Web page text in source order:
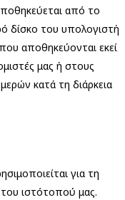
από το
δίσκο του υπολογιστή
αποθηκεύονται εκεί
μας ή στους
κατά τη διάρκεια
για τη
του ιστότοπού μας.